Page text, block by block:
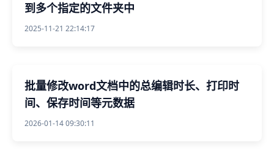
到多个指定的文件夹中
2025-11-21 22:14:17
批量修改word文档中的总编辑时长、打印时
间、保存时间等元数据
2026-01-14 09:30:11